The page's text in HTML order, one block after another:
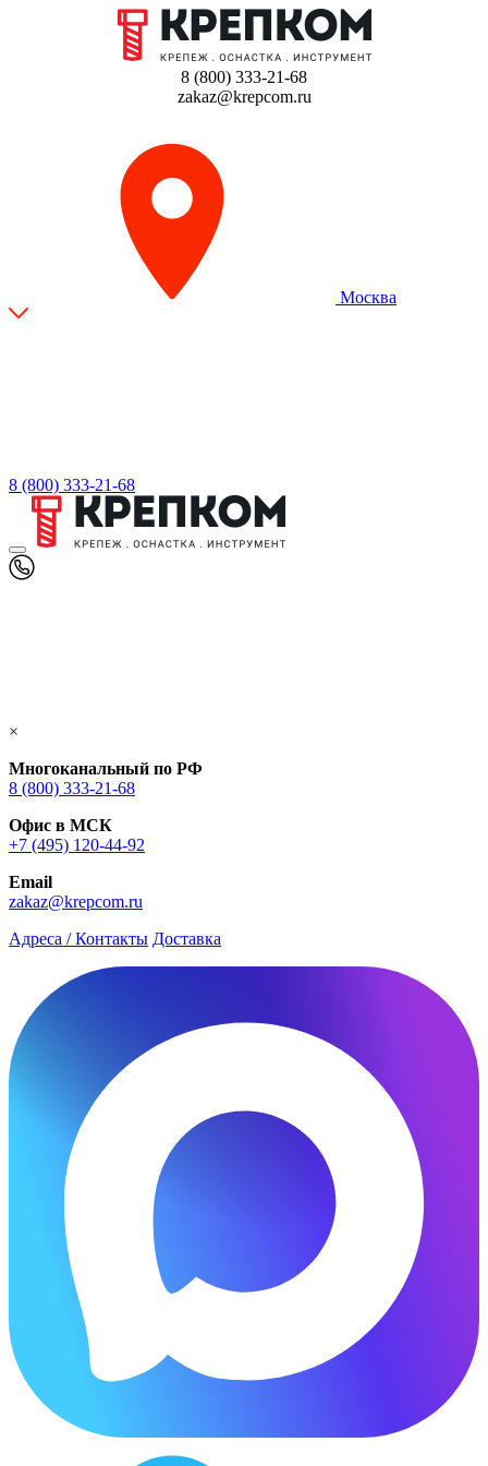
8 (800) 333-21-68
zakaz@krepcom.ru
Москва
8 (800) 333-21-68
×
Многоканальный по РФ
8 (800) 333‑21-68
Офис в МСК
+7 (495) 120-44-92
Email
zakaz@krepcom.ru
Адреса / Контакты Доставка